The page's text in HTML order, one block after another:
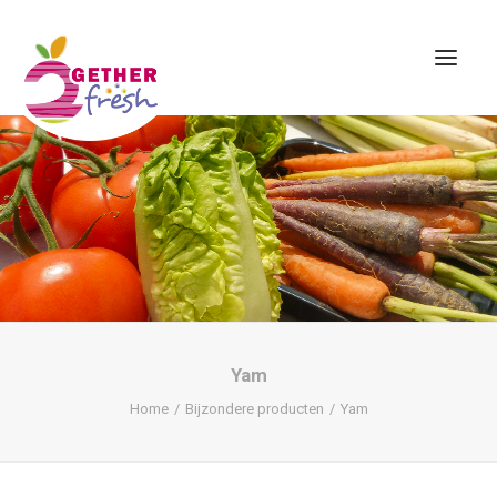
Home
Over ons
Assortiment
Contact
Yam
Home Bijzondere producten Yam